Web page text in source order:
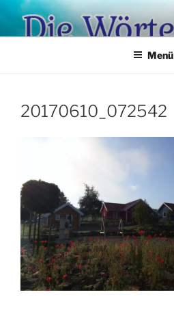
Zum
Inhalt
springen
Menü
20170610_072542